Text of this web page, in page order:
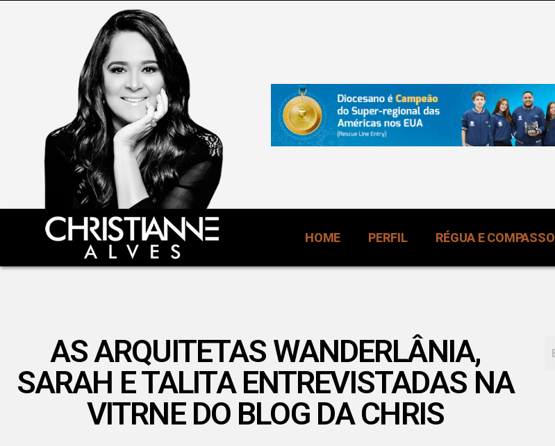
HOME PERFIL RÉGUA E COMPASSO
AS ARQUITETAS WANDERLÂNIA,
SARAH E TALITA ENTREVISTADAS NA
VITRNE DO BLOG DA CHRIS